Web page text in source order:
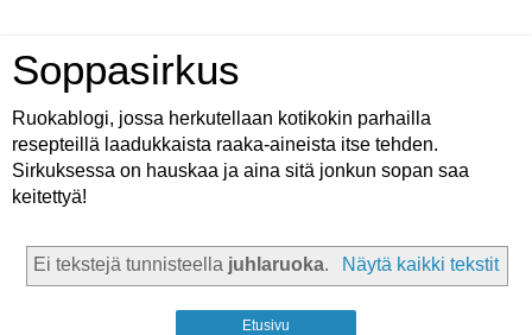
Soppasirkus
Ruokablogi, jossa herkutellaan kotikokin parhailla
resepteillä laadukkaista raaka-aineista itse tehden.
Sirkuksessa on hauskaa ja aina sitä jonkun sopan saa
keitettyä!
Ei tekstejä tunnisteella juhlaruoka. Näytä kaikki tekstit
Etusivu